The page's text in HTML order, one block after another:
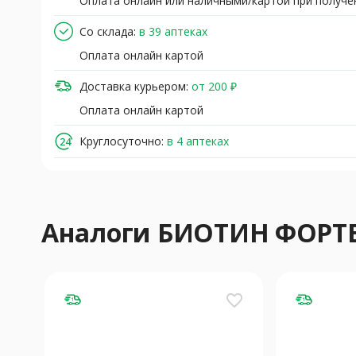
Со склада: в 39 аптеках
Оплата онлайн картой
Доставка курьером: от 200 ₽
Оплата онлайн картой
Круглосуточно: в 4 аптеках
Аналоги БИОТИН
favorite_border